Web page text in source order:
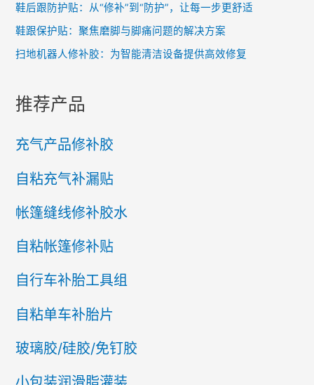
鞋后跟防护贴：从“修补”到“防护”，让每一步更舒适
鞋跟保护贴：聚焦磨脚与脚痛问题的解决方案
扫地机器人修补胶：为智能清洁设备提供高效修复
推荐产品
充气产品修补胶
自粘充气补漏贴
帐篷缝线修补胶水
自粘帐篷修补贴
自行车补胎工具组
自粘单车补胎片
玻璃胶/硅胶/免钉胶